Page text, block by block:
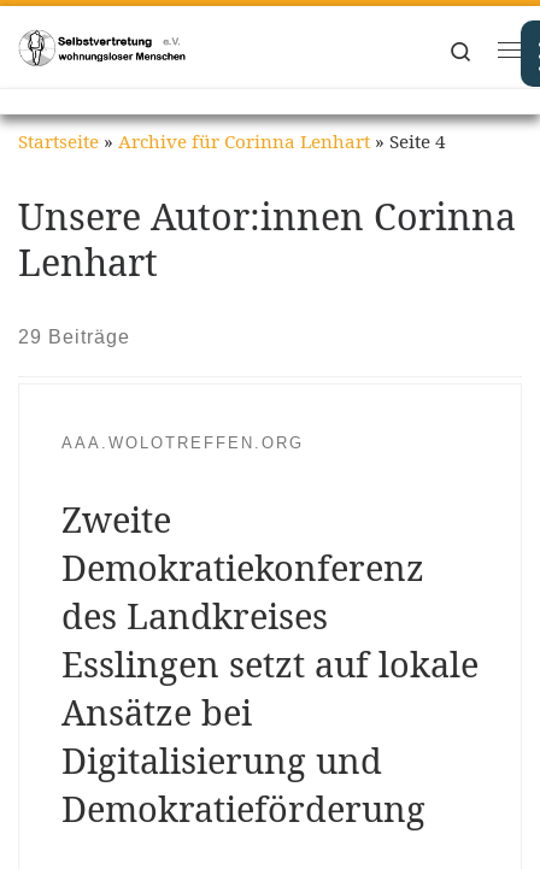
Zum Inhalt springen
Search
Startseite » Archive für Corinna Lenhart » Seite 4
Unsere Autor:innen Corinna
Lenhart
29 Beiträge
AAA.WOLOTREFFEN.ORG
Zweite
Demokratiekonferenz
des Landkreises
Esslingen setzt auf lokale
Ansätze bei
Digitalisierung und
Demokratieförderung